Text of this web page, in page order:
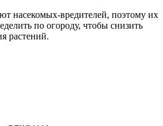
насекомых-вредителей, поэтому их
по огороду, чтобы снизить
растений.